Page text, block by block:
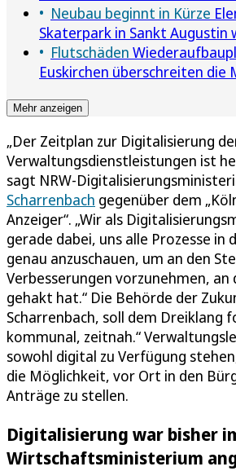
Neubau beginnt in Kürze
Skaterpark in Sankt Augustin
Flutschäden
Euskirchen überschreiten die
Mehr anzeigen
„Der Zeitplan zur Digitalisierung
Verwaltungsdienstleistungen ist
sagt NRW-
Scharrenbach gegenüber dem
Anzeiger“. „Wir als
gerade dabei, uns alle Prozesse in
genau anzuschauen, um an den
Verbesserungen vorzunehmen, an
gehakt hat.“ Die Behörde der
Scharrenbach, soll dem Dreiklang
kommunal, zeitnah.“
sowohl digital zu Verfügung
die Möglichkeit, vor Ort in den
Anträge zu stellen.
Digitalisierung war bisher
Wirtschaftsministerium